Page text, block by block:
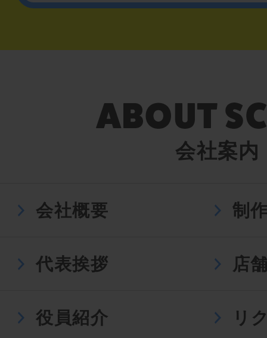
会社案内
会社概要 制
代表挨拶 店
役員紹介 リ